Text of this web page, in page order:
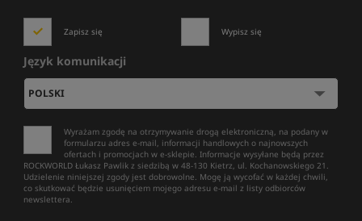
Zapisz się Wypisz się
Język komunikacji
Wyrażam zgodę na otrzymywanie drogą elektroniczną, na podany w
formularzu adres e-mail, informacji handlowych o najnowszych
ofertach i promocjach w e-sklepie. Informacje wysyłane będą przez
ROCKWORLD Łukasz Pawlik z siedzibą w 48-130 Kietrz, ul. Kochanowskiego 21.
Udzielenie niniejszej zgody jest dobrowolne. Mogę ją wycofać w każdej chwili,
co skutkować będzie usunięciem mojego adresu e-mail z listy odbiorców
newslettera.